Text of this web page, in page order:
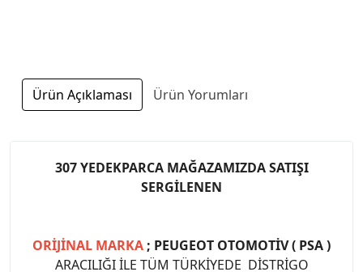
Ürün Açıklaması Ürün Yorumları
307 YEDEKPARCA MAĞAZAMIZDA SATIŞI
SERGİLENEN
ORİJİNAL MARKA ; PEUGEOT OTOMOTİV ( PSA )
ARACILIĞI İLE TÜM TÜRKİYEDE DİSTRİGO